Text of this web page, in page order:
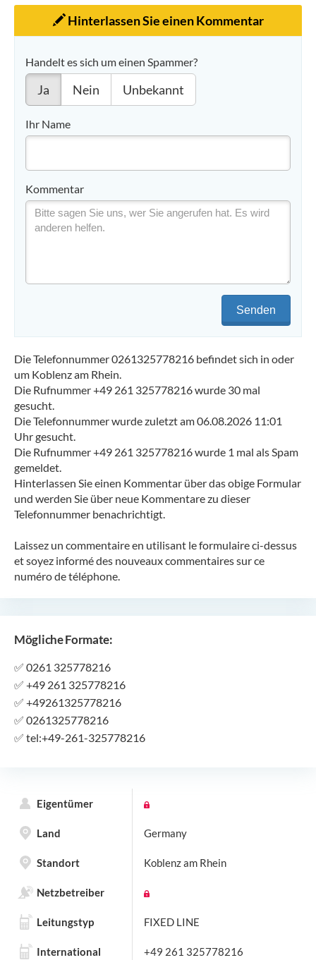
Hinterlassen Sie einen Kommentar
Handelt es sich um einen Spammer?
Ja Nein Unbekannt
Ihr Name
Kommentar
Senden
Die Telefonnummer 0261325778216 befindet sich in oder
um Koblenz am Rhein.
Die Rufnummer +49 261 325778216 wurde 30 mal
gesucht.
Die Telefonnummer wurde zuletzt am 06.08.2026 11:01
Uhr gesucht.
Die Rufnummer +49 261 325778216 wurde 1 mal als Spam
gemeldet.
Hinterlassen Sie einen Kommentar über das obige Formular
und werden Sie über neue Kommentare zu dieser
Telefonnummer benachrichtigt.
Laissez un commentaire en utilisant le formulaire ci-dessus
et soyez informé des nouveaux commentaires sur ce
numéro de téléphone.
Mögliche Formate:
✅ 0261 325778216
✅ +49 261 325778216
✅ +49261325778216
✅ 0261325778216
✅ tel:+49-261-325778216
Eigentümer
Land Germany
Standort Koblenz am Rhein
Netzbetreiber
Leitungstyp FIXED LINE
International +49 261 325778216